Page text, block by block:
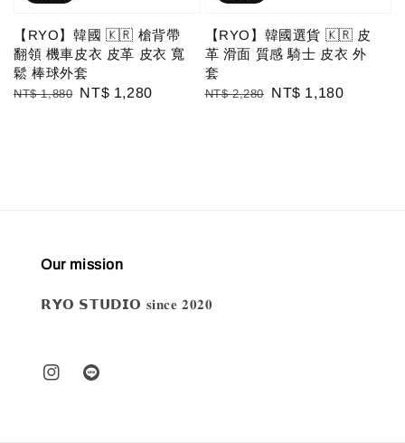
【RYO】韓國 🇰🇷 槍背帶
翻領 機車皮衣 皮革 皮衣 寬
鬆 棒球外套
Regular
NT$ 1,880 Sale
NT$ 1,280
【RYO】韓國選貨 🇰🇷 皮
革 滑面 質感 騎士 皮衣 外
套
Regular
NT$ 2,280
Sale
NT$ 1,180
Our mission
𝗥𝗬𝗢 𝗦𝗧𝗨𝗗𝗜𝗢 𝐬𝐢𝐧𝐜𝐞 𝟐𝟎𝟐𝟎